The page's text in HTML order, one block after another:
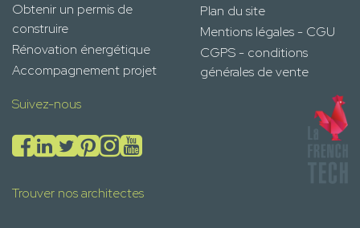
Obtenir un permis de
construire
Rénovation énergétique
Accompagnement projet
Plan du site
Mentions légales - CGU
CGPS - conditions
générales de vente
Suivez-nous
Trouver nos architectes